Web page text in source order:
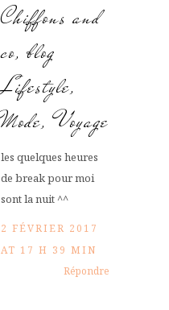
Chiffons and
co, blog
Lifestyle,
Mode, Voyage
les quelques heures
de break pour moi
sont la nuit ^^
2 FÉVRIER 2017
AT 17 H 39 MIN
Répondre